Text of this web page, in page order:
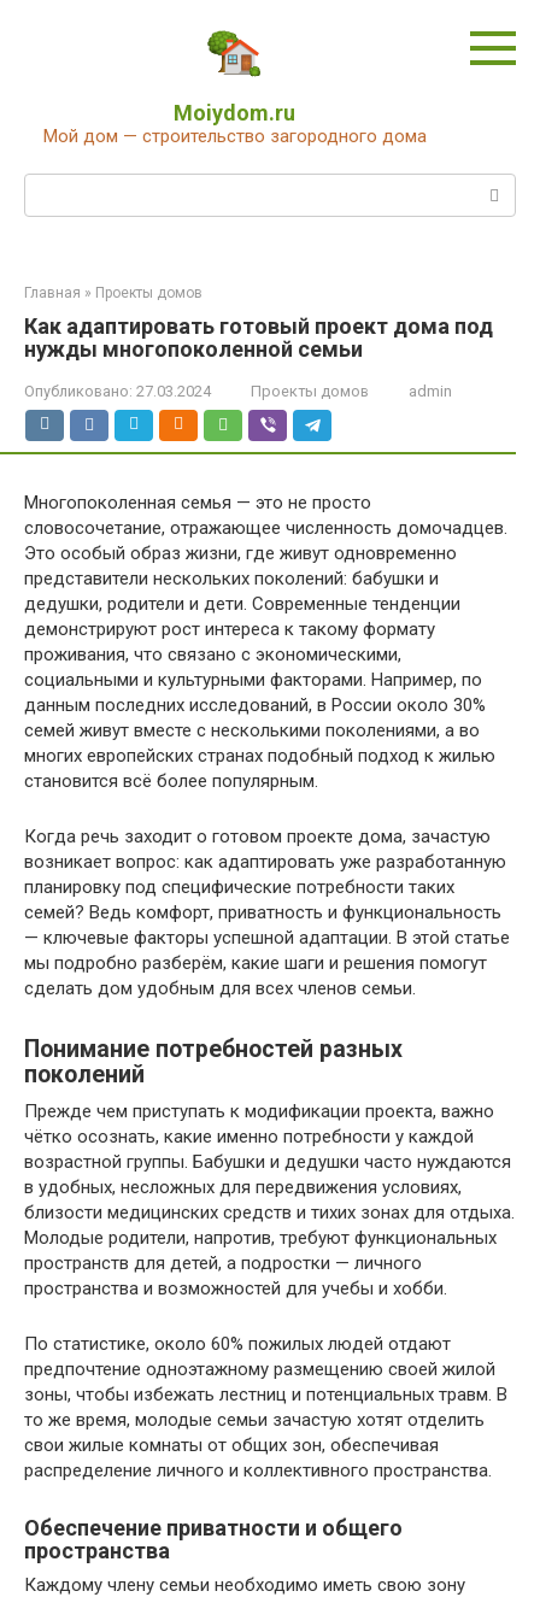
Moiydom.ru
Мой дом — строительство загородного дома
Главная » Проекты домов
Как адаптировать готовый проект дома под
нужды многопоколенной семьи
Опубликовано: 27.03.2024 Проекты домов admin
Многопоколенная семья — это не просто
словосочетание, отражающее численность домочадцев.
Это особый образ жизни, где живут одновременно
представители нескольких поколений: бабушки и
дедушки, родители и дети. Современные тенденции
демонстрируют рост интереса к такому формату
проживания, что связано с экономическими,
социальными и культурными факторами. Например, по
данным последних исследований, в России около 30%
семей живут вместе с несколькими поколениями, а во
многих европейских странах подобный подход к жилью
становится всё более популярным.
Когда речь заходит о готовом проекте дома, зачастую
возникает вопрос: как адаптировать уже разработанную
планировку под специфические потребности таких
семей? Ведь комфорт, приватность и функциональность
— ключевые факторы успешной адаптации. В этой статье
мы подробно разберём, какие шаги и решения помогут
сделать дом удобным для всех членов семьи.
Понимание потребностей разных
поколений
Прежде чем приступать к модификации проекта, важно
чётко осознать, какие именно потребности у каждой
возрастной группы. Бабушки и дедушки часто нуждаются
в удобных, несложных для передвижения условиях,
близости медицинских средств и тихих зонах для отдыха.
Молодые родители, напротив, требуют функциональных
пространств для детей, а подростки — личного
пространства и возможностей для учебы и хобби.
По статистике, около 60% пожилых людей отдают
предпочтение одноэтажному размещению своей жилой
зоны, чтобы избежать лестниц и потенциальных травм. В
то же время, молодые семьи зачастую хотят отделить
свои жилые комнаты от общих зон, обеспечивая
распределение личного и коллективного пространства.
Обеспечение приватности и общего
пространства
Каждому члену семьи необходимо иметь свою зону